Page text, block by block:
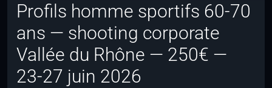
Profils homme sportifs 60-70
ans — shooting corporate
Vallée du Rhône — 250€ —
23-27 juin 2026